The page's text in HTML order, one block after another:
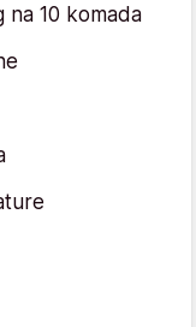
na 10 komada